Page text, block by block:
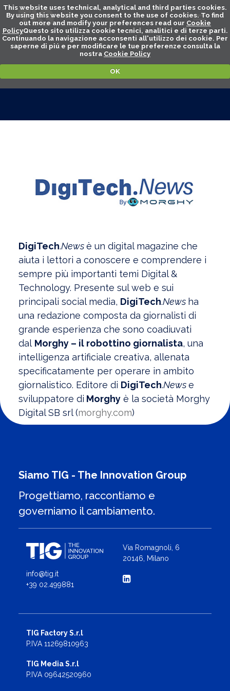
This website uses technical, analytical and third parties cookies.
By using this website you consent to the use of cookies. To find
out more and modify your preferences read our Cookie
PolicyQuesto sito utilizza cookie tecnici, analitici e di terze parti.
Continuando la navigazione acconsenti all'utilizzo dei cookie. Per
saperne di piú e per modificare le tue preferenze consulta la
nostra Cookie Policy
OK
DigiTech.Newsè un digital magazine che
aiuta i lettori a conoscere e comprendere i
sempre più importanti temi Digital &
Technology. Presente sul web e sui
principali social media, DigiTech.News ha
una redazione composta da giornalisti di
grande esperienza che sono coadiuvati
dal Morghy – il robottino giornalista, una
intelligenza artificiale creativa, allenata
specificatamente per operare in ambito
giornalistico. Editore di DigiTech.Newse
sviluppatore di Morghy è la società Morghy
Digital SB srl (morghy.com)
Siamo TIG - The Innovation Group
Progettiamo, raccontiamo e
governiamo il cambiamento.
info@tig.it
+39 02.499881
Via Romagnoli, 6
20146, Milano
TIG Factory S.r.l
P.IVA 11269810963
TIG Media S.r.l
P.IVA 09642520960